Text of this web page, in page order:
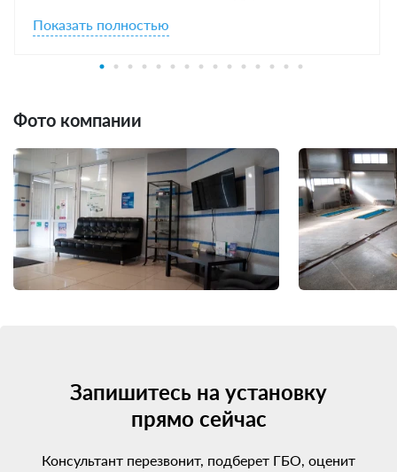
Показать полностью
Фото компании
Запишитесь на установку
прямо сейчас
Консультант перезвонит, подберет ГБО, оценит